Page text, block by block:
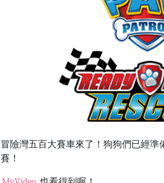
冒險灣五百大賽車來了！狗狗們已經
賽！